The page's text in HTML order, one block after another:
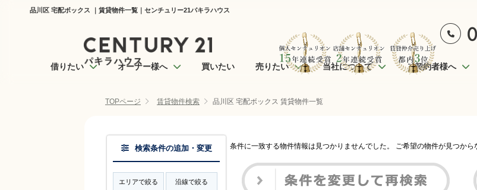
品川区 宅配ボックス ｜賃貸物件一覧｜センチュリー21パキラハウス
借りたい オーナー様へ 買いたい 売りたい 当社について ご契約者様へ
TOPページ 賃貸物件検索 品川区 宅配ボックス 賃貸物件一覧
条件に一致する物件情報は見つかりませんでした。 ご希望の物件が見つか
検索条件の追加・変更
エリアで絞る 沿線で絞る